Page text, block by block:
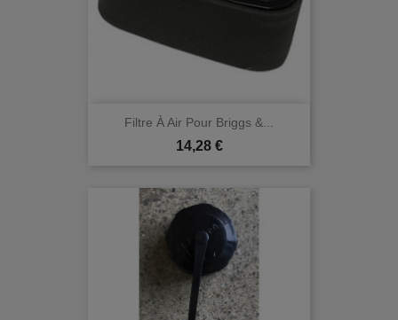
Filtre À Air Pour Briggs &...
Prix
14,28 €